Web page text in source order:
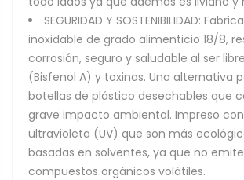
SEGURIDAD Y SOSTENIBILIDAD:
inoxidable de grado alimenticio 18/8,
corrosión, seguro y saludable al ser
(Bisfenol A) y toxinas. Una alternativa
botellas de plástico desechables que
grave impacto ambiental. Impreso
ultravioleta (UV) que son más
basadas en solventes, ya que no
compuestos orgánicos volátiles.